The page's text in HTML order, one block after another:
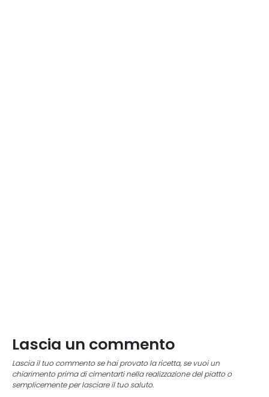
Lascia un commento
Lascia il tuo commento se hai provato la ricetta, se vuoi un
chiarimento prima di cimentarti nella realizzazione del piatto o
semplicemente per lasciare il tuo saluto.